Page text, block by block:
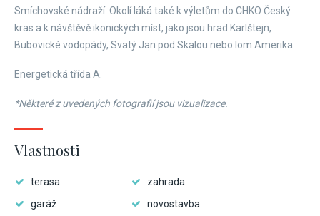
Smíchovské nádraží. Okolí láká také k výletům do CHKO Český
kras a k návštěvě ikonických míst, jako jsou hrad Karlštejn,
Bubovické vodopády, Svatý Jan pod Skalou nebo lom Amerika.
Energetická třída A.
*Některé z uvedených fotografií jsou vizualizace.
Vlastnosti
terasa
zahrada
garáž
novostavba